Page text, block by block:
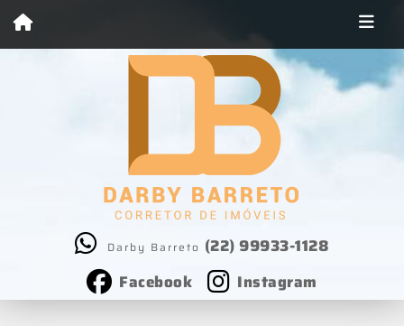
Darby Barreto (22) 99933-1128
Facebook
Instagram